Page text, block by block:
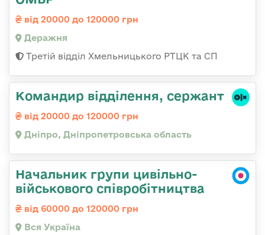
від 20000 до 120000 грн
Деражня
Третій відділ Хмельницького РТЦК та СП
Командир відділення, сержант
від 20000 до 120000 грн
Дніпро, Дніпропетровська область
Начальник групи цивільно-
військового співробітництва
від 60000 до 120000 грн
Вся Україна